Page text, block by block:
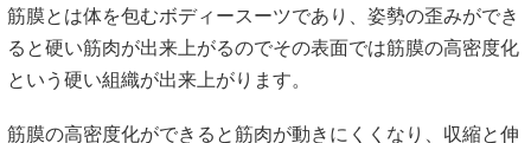
筋膜とは体を包むボディースーツであり、姿勢の歪みができ
ると硬い筋肉が出来上がるのでその表面では筋膜の高密度化
という硬い組織が出来上がります。
筋膜の高密度化ができると筋肉が動きにくくなり、収縮と伸